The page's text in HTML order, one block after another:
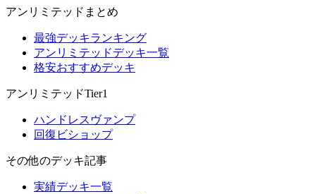
アンリミテッドまとめ
最強デッキランキング
アンリミテッドデッキ一覧
格安おすすめデッキ
アンリミテッドTier1
ハンドレスヴァンプ
回復ビショップ
その他のデッキ記事
実績デッキ一覧